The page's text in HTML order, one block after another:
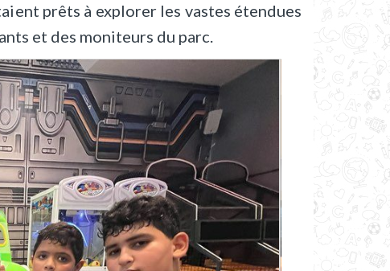
prêts à explorer les vastes étendues
et des moniteurs du parc.